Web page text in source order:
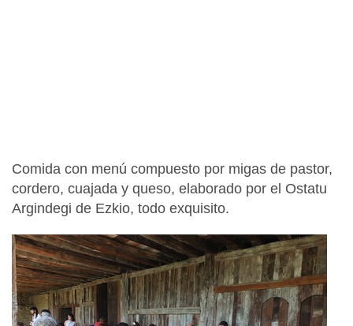
Comida con menú compuesto por migas de pastor,
cordero, cuajada y queso, elaborado por el Ostatu
Argindegi de Ezkio, todo exquisito.